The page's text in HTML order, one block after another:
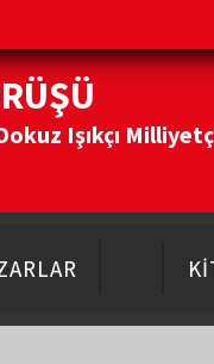
Işıkçı